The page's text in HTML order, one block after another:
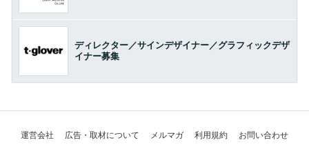
ディレクター／サインデザイナー／グラフィックデザ
イナー募集
運営会社 広告・取材について メルマガ 利用規約 お問い合わせ